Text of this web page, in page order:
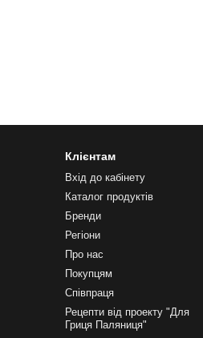
Клієнтам
Вхід до кабінету
Каталог продуктів
Бренди
Регіони
Про нас
Покупцям
Співпраця
Рецепти від проекту "Для
Гриця Паляниця"